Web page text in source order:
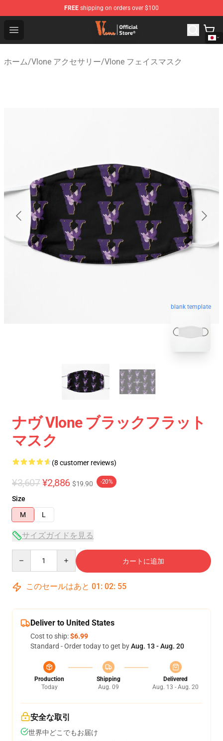
FREE shipping on orders over $100
Open menu
Vlone Shop - Official Vlone Merchandise Store
ホーム/Vlone アクセサリー/Vlone フェイスマスク
blank template
ナヴ Vlone ブラックフラット
マスク
(8 customer reviews)
¥3,607 ¥2,886 $19.90 -20%
Size
M
L
サイズガイドを見る
カートに追加
このセールはあと 01 : 02: 54
Deliver to United States
Cost to ship:$6.99
Standard - Order today to get byAug. 13 - Aug. 20
Production
Today
Shipping
Aug. 09
Delivered
Aug. 13 - Aug. 20
安全な取引
世界中どこでもお届け